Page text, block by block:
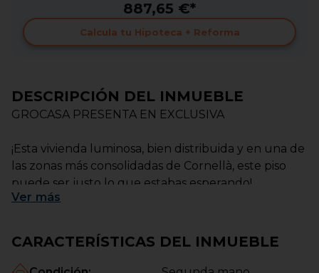
887,65 €*
Calcula tu Hipoteca + Reforma
DESCRIPCIÓN DEL INMUEBLE
GROCASA PRESENTA EN EXCLUSIVA
¡Esta vivienda luminosa, bien distribuida y en una de
las zonas más consolidadas de Cornellà, este piso
puede ser justo lo que estabas esperando!
destaca por ser completamente exterior y con
orientación este, lo que permite disfrutar de luz
natural durante gran parte del día.
Ver más
CARACTERÍSTICAS DEL INMUEBLE